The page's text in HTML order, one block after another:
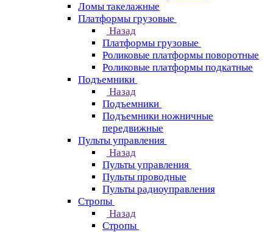
Ломы такелажные
Платформы грузовые
Назад
Платформы грузовые
Роликовые платформы поворотные
Роликовые платформы подкатные
Подъемники
Назад
Подъемники
Подъемники ножничные
передвижные
Пульты управления
Назад
Пульты управления
Пульты проводные
Пульты радиоуправления
Стропы
Назад
Стропы